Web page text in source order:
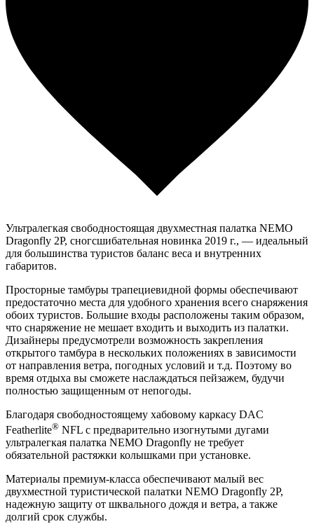
Ультралегкая свободностоящая двухместная палатка NEMO
Dragonfly 2P, сногсшибательная новинка 2019 г., — идеальный
для большинства туристов баланс веса и внутренних
габаритов.
Просторные тамбуры трапециевидной формы обеспечивают
предостаточно места для удобного хранения всего снаряжения
обоих туристов. Большие входы расположены таким образом,
что снаряжение не мешает входить и выходить из палатки.
Дизайнеры предусмотрели возможность закрепления
открытого тамбура в нескольких положениях в зависимости
от направления ветра, погодных условий и т.д. Поэтому во
время отдыха вы сможете наслаждаться пейзажем, будучи
полностью защищенным от непогоды.
Благодаря свободностоящему хабовому каркасу DAC
Featherlite® NFL с предварительно изогнутыми дугами
ультралегкая палатка NEMO Dragonfly не требует
обязательной растяжки колышками при установке.
Материалы премиум-класса обеспечивают малый вес
двухместной туристической палатки NEMO Dragonfly 2P,
надежную защиту от шквального дождя и ветра, а также
долгий срок службы.